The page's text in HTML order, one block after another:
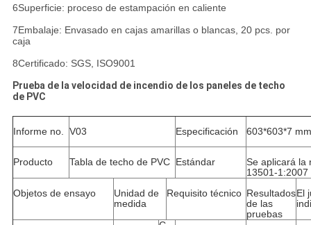
6Superficie: proceso de estampación en caliente
7Embalaje: Envasado en cajas amarillas o blancas, 20 pcs. por
caja
8Certificado: SGS, ISO9001
Prueba de la velocidad de incendio de los paneles de techo
de PVC
Informe no. V03 Especificación 603*603*7 mm
Producto Tabla de techo de PVC Estándar
Se aplicará la
13501-1:2007
Objetos de ensayo
Unidad de
medida
Requisito técnico Resultados
de las
pruebas
El